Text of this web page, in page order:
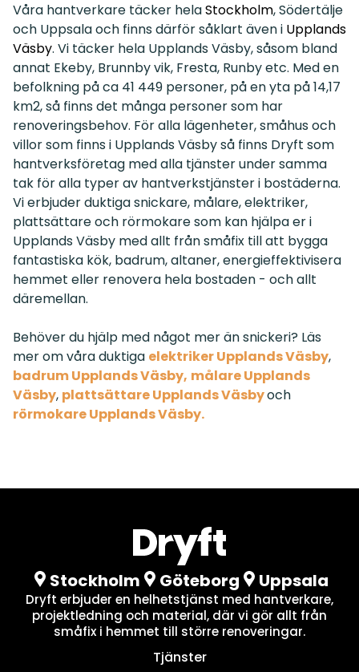
Våra hantverkare täcker helaStockholm, Södertälje
och Uppsala och finns därför såklart även i Upplands
Väsby. Vi täcker hela Upplands Väsby, såsom bland
annat Ekeby, Brunnby vik, Fresta, Runby etc. Med en
befolkning på ca 41 449 personer, på en yta på 14,17
km2, så finns det många personer som har
renoveringsbehov. För alla lägenheter, småhus och
villor som finns i Upplands Väsby så finns Dryft som
hantverksföretag med alla tjänster under samma
tak för alla typer av hantverkstjänster i bostäderna.
Vi erbjuder duktiga snickare, målare, elektriker,
plattsättare och rörmokare som kan hjälpa er i
Upplands Väsby med allt från småfix till att bygga
fantastiska kök, badrum, altaner, energieffektivisera
hemmet eller renovera hela bostaden - och allt
däremellan.
Behöver du hjälp med något mer än snickeri? Läs
mer om våra duktiga elektrikerUpplands Väsby,
badrum Upplands Väsby, målareUpplands
Väsby, plattsättareUpplands Väsbyoch
rörmokareUpplands Väsby.
Stockholm Göteborg Uppsala
Dryft erbjuder en helhetstjänst med hantverkare,
projektledning och material, där vi gör allt från
småfix i hemmet till större renoveringar.
Tjänster